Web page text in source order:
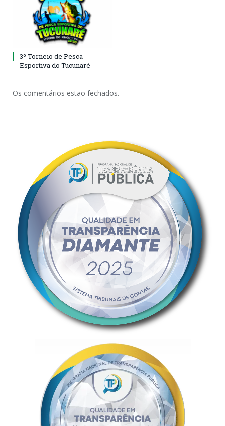
3º Torneio de Pesca
Esportiva do Tucunaré
Os comentários estão fechados.